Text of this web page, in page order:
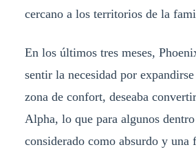
cercano a los territorios de la
En los últimos tres meses,
sentir la necesidad por
zona de confort, deseaba
Alpha, lo que para algunos
considerado como absurdo y una